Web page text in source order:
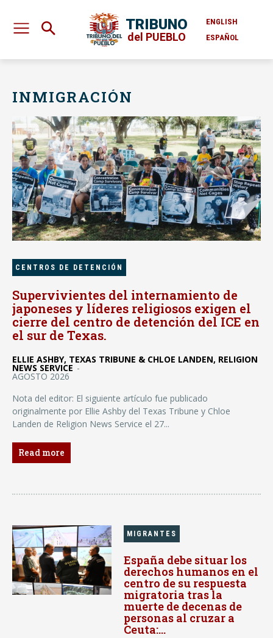
TRIBUNO
del PUEBLO
ENGLISH
ESPAÑOL
INMIGRACIÓN
CENTROS DE DETENCIÓN
Supervivientes del internamiento de
japoneses y líderes religiosos exigen el
cierre del centro de detención del ICE en
el sur de Texas.
ELLIE ASHBY, TEXAS TRIBUNE & CHLOE LANDEN, RELIGION
NEWS SERVICE -
AGOSTO 2026
Nota del editor: El siguiente artículo fue publicado
originalmente por Ellie Ashby del Texas Tribune y Chloe
Landen de Religion News Service el 27...
Read more
MIGRANTES
España debe situar los
derechos humanos en el
centro de su respuesta
migratoria tras la
muerte de decenas de
personas al cruzar a
Ceuta:...